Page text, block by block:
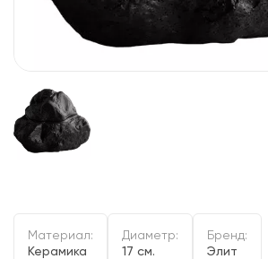
Материал:
Керамика
Диаметр:
17 см.
Бренд:
Элит